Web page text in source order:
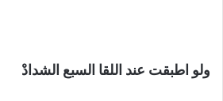
ولو اطبقت عند اللقا السبع الشدادْ